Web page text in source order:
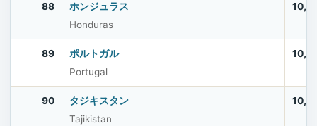
88
ホンジュラス
Honduras
89
ポルトガル
Portugal
90
タジキスタン
Tajikistan